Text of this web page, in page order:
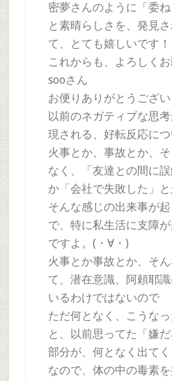
密夢さんのように「委
と素晴らしさを、発見
て、とても嬉しいです！
これからも、よろしく
sooさん
お便りありがとうござい
以前のネガティブな思
現される、好転反応につ
火事とか、事故とか、
なく、「友達との間に
か「会社で失敗した」
そんな感じの出来事が
で、特に私生活に支障
ですよ。(・∀・)
火事とか事故とか、そ
て、潜在意識、阿頼耶
いるわけではないので
ただ何となく、こうなっ
と、以前思ってた「嫌
部分が、何となく出てく
なので、体の中の毒素